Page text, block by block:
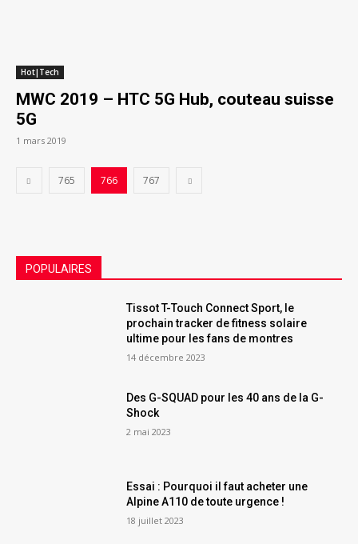
Hot|Tech
MWC 2019 – HTC 5G Hub, couteau suisse
5G
1 mars 2019
765 766 767
POPULAIRES
Tissot T-Touch Connect Sport, le
prochain tracker de fitness solaire
ultime pour les fans de montres
14 décembre 2023
Des G-SQUAD pour les 40 ans de la G-
Shock
2 mai 2023
Essai : Pourquoi il faut acheter une
Alpine A110 de toute urgence !
18 juillet 2023